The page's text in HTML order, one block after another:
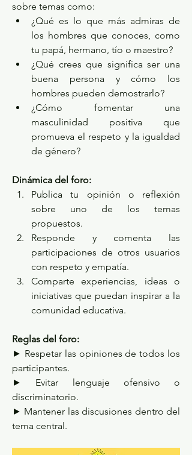
sobre temas como:
¿Qué es lo que más admiras de
los hombres que conoces, como
tu papá, hermano, tío o maestro?
¿Qué crees que significa ser una
buena persona y cómo los
hombres pueden demostrarlo?
¿Cómo fomentar una
masculinidad positiva que
promueva el respeto y la igualdad
de género?
Dinámica del foro:
Publica tu opinión o reflexión
sobre uno de los temas
propuestos.
Responde y comenta las
participaciones de otros usuarios
con respeto y empatía.
Comparte experiencias, ideas o
iniciativas que puedan inspirar a la
comunidad educativa.
Reglas del foro:
► Respetar las opiniones de todos los
participantes.
► Evitar lenguaje ofensivo o
discriminatorio.
► Mantener las discusiones dentro del
tema central.